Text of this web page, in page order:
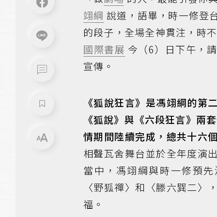
翊綱 說道，語畢，時一修登
的段子，全場全神貫注，時
國際書展 今（6）日下午，
宣傳。
《狐說狂言》是馮翊綱的第
《狐說》與《六段狂言》兩
情期間陸續完成，總共十六
相聲瓦舍舞台並於全年度演
當中，馮翊綱與時一修預
〈野狐禪〉和〈滕六巽二〉
福。